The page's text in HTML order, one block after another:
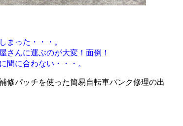
まった・・・。
さんに運ぶのが大変！面倒！
間に合わない・・・。
修パッチを使った簡易自転車パンク修理の出